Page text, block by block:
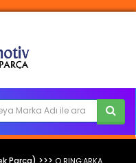
Parça) >>> O RING:ARKA